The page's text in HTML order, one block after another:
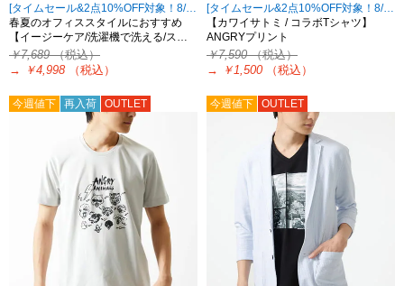
[タイムセール&2点10%OFF対象！8/17 8:59まで]
春夏のオフィススタイルにおすすめ
【イージーケア/洗濯機で洗える/ス…
￥7,689（税込）
→
￥4,998 （税込）
[タイムセール&2点10%OFF対象！8/17 8:59まで アウトレット限定]
【カワイサトミ / コラボTシャツ】
ANGRYプリント
￥7,590（税込）
→
￥1,500 （税込）
今週値下 再入荷 OUTLET 今週値下 OUTLET